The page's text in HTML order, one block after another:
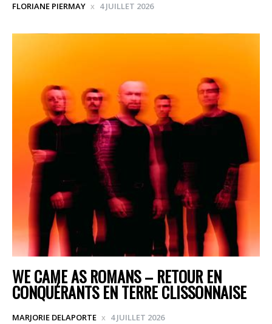
FLORIANE PIERMAY 4 JUILLET 2026
WE CAME AS ROMANS – RETOUR EN
CONQUÉRANTS EN TERRE CLISSONNAISE
MARJORIE DELAPORTE 4 JUILLET 2026